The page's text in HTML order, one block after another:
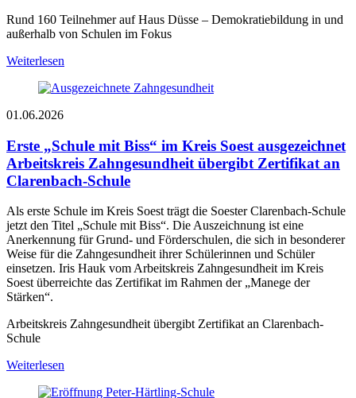
Rund 160 Teilnehmer auf Haus Düsse – Demokratiebildung in und
außerhalb von Schulen im Fokus
Weiterlesen
01.06.2026
Erste „Schule mit Biss“ im Kreis Soest ausgezeichnet
Arbeitskreis Zahngesundheit übergibt Zertifikat an
Clarenbach-Schule
Als erste Schule im Kreis Soest trägt die Soester Clarenbach-Schule
jetzt den Titel „Schule mit Biss“. Die Auszeichnung ist eine
Anerkennung für Grund- und Förderschulen, die sich in besonderer
Weise für die Zahngesundheit ihrer Schülerinnen und Schüler
einsetzen. Iris Hauk vom Arbeitskreis Zahngesundheit im Kreis
Soest überreichte das Zertifikat im Rahmen der „Manege der
Stärken“.
Arbeitskreis Zahngesundheit übergibt Zertifikat an Clarenbach-
Schule
Weiterlesen